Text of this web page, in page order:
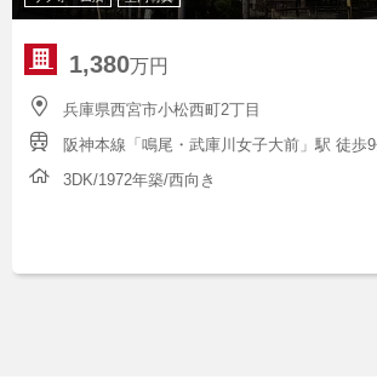
1,380万円
兵庫県西宮市小松西町2丁目
阪神本線「鳴尾・武庫川女子大前」駅 徒歩
3DK/1972年築/西向き